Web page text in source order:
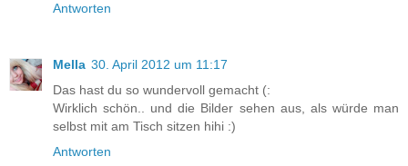
Antworten
Mella 30. April 2012 um 11:17
Das hast du so wundervoll gemacht (:
Wirklich schön.. und die Bilder sehen aus, als würde man
selbst mit am Tisch sitzen hihi :)
Antworten